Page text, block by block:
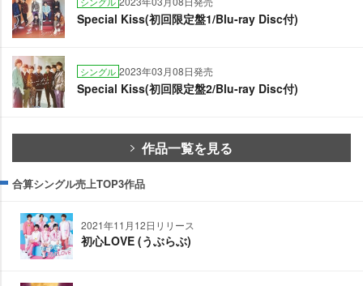
Special Kiss(初回限定盤1/Blu-ray Disc付)
シングル 2023年03月08日発売
Special Kiss(初回限定盤2/Blu-ray Disc付)
作品一覧を見る
合算シングル売上TOP3作品
2021年11月12日リリース
初心LOVE (うぶらぶ)